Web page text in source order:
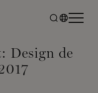
Design de